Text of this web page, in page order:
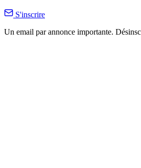
S'inscrire
Un email par annonce importante.